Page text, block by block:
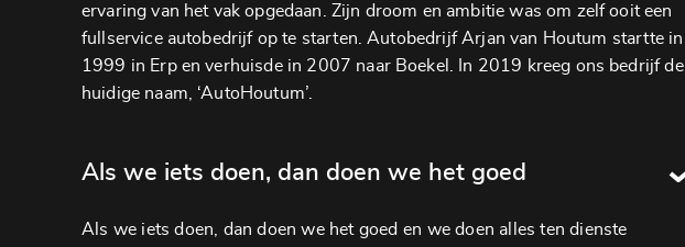
ervaring van het vak opgedaan. Zijn droom en ambitie was om zelf ooit een
fullservice autobedrijf op te starten. Autobedrijf Arjan van Houtum startte in
1999 in Erp en verhuisde in 2007 naar Boekel. In 2019 kreeg ons bedrijf de
huidige naam, ‘AutoHoutum’.
Als we iets doen, dan doen we het goed
Als we iets doen, dan doen we het goed en we doen alles ten dienste